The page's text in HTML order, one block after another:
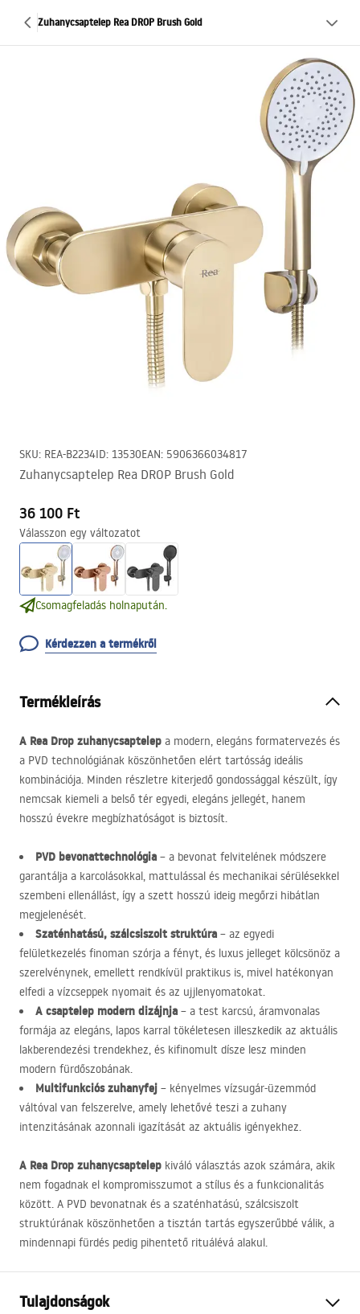
Zuhanycsaptelep Rea DROP Brush Gold
SKU: REA-B2234ID: 13530EAN: 5906366034817
Zuhanycsaptelep Rea DROP Brush Gold
36 100 Ft
Válasszon egy változatot
Csomagfeladás holnapután.
Kérdezzen a termékről
Termékleírás
A Rea Drop zuhanycsaptelep a modern, elegáns formatervezés és
a PVD technológiának köszönhetően elért tartósság ideális
kombinációja. Minden részletre kiterjedő gondossággal készült, így
nemcsak kiemeli a belső tér egyedi, elegáns jellegét, hanem
hosszú évekre megbízhatóságot is biztosít.
PVD bevonattechnológia – a bevonat felvitelének módszere
garantálja a karcolásokkal, mattulással és mechanikai sérülésekkel
szembeni ellenállást, így a szett hosszú ideig megőrzi hibátlan
megjelenését.
Szaténhatású, szálcsiszolt struktúra – az egyedi
felületkezelés finoman szórja a fényt, és luxus jelleget kölcsönöz a
szerelvénynek, emellett rendkívül praktikus is, mivel hatékonyan
elfedi a vízcseppek nyomait és az ujjlenyomatokat.
A csaptelep modern dizájnja – a test karcsú, áramvonalas
formája az elegáns, lapos karral tökéletesen illeszkedik az aktuális
lakberendezési trendekhez, és kifinomult dísze lesz minden
modern fürdőszobának.
Multifunkciós zuhanyfej – kényelmes vízsugár-üzemmód
váltóval van felszerelve, amely lehetővé teszi a zuhany
intenzitásának azonnali igazítását az aktuális igényekhez.
A Rea Drop zuhanycsaptelep kiváló választás azok számára, akik
nem fogadnak el kompromisszumot a stílus és a funkcionalitás
között. A PVD bevonatnak és a szaténhatású, szálcsiszolt
struktúrának köszönhetően a tisztán tartás egyszerűbbé válik, a
mindennapi fürdés pedig pihentető rituálévá alakul.
Tulajdonságok